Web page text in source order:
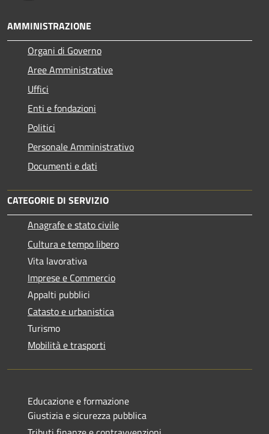
AMMINISTRAZIONE
Organi di Governo
Aree Amministrative
Uffici
Enti e fondazioni
Politici
Personale Amministrativo
Documenti e dati
CATEGORIE DI SERVIZIO
Anagrafe e stato civile
Cultura e tempo libero
Vita lavorativa
Imprese e Commercio
Appalti pubblici
Catasto e urbanistica
Turismo
Mobilità e trasporti
Educazione e formazione
Giustizia e sicurezza pubblica